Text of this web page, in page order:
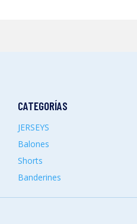
CATEGORÍAS
JERSEYS
Balones
Shorts
Banderines